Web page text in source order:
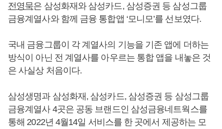
전영묵은 삼성화재와 삼성카드, 삼성증권 등 삼성그룹
금융계열사와 함께 금융 통합앱 ‘모니모’를 선보였다.
국내 금융그룹이 각 계열사의 기능을 기존 앱에 더하는
방식이 아닌 전 계열사를 아우르는 통합 앱을 내놓은 것
은 사실상 처음이다.
삼성생명과 삼성화재, 삼성카드, 삼성증권 등 삼성그룹
금융계열사 4곳은 공동 브랜드인 삼성금융네트웍스를
통해 2022년 4월14일 서비스를 한 곳에서 제공하는 모